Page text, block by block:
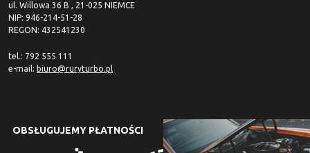
ul. Willowa 36 B , 21-025 NIEMCE
NIP: 946-214-51-28
REGON: 432541230
tel.: 792 555 111
e-mail: biuro@ruryturbo.pl
OBSŁUGUJEMY PŁATNOŚCI